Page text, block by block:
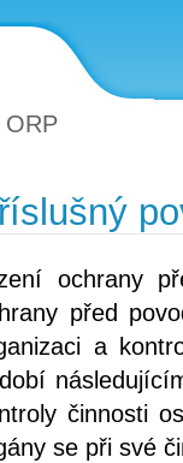
ORP
ochrany
před
a
činnosti
se při své